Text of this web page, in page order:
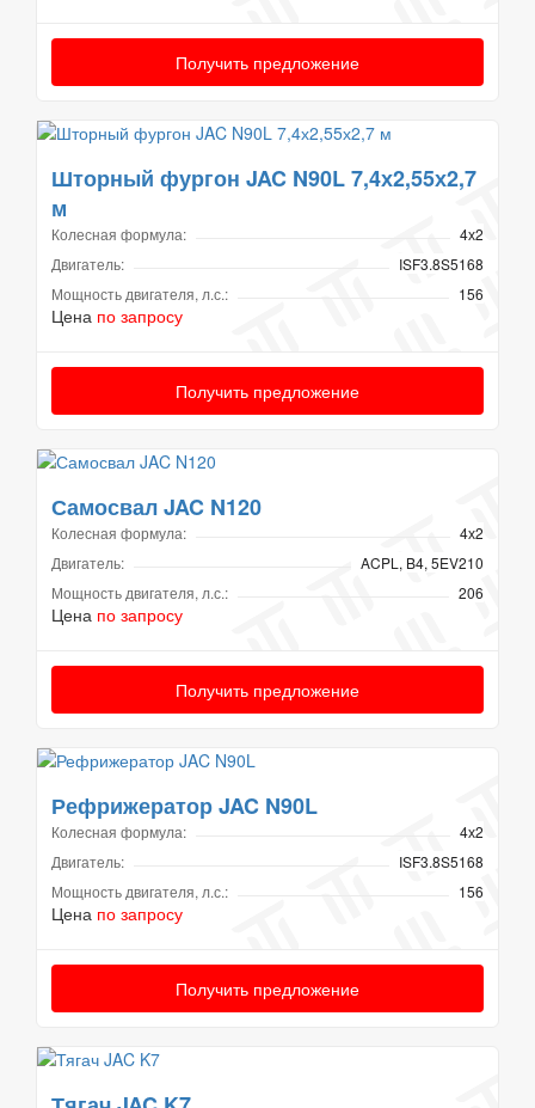
Получить предложение
Шторный фургон JAC N90L 7,4х2,55х2,7
м
Колесная формула:
4х2
Двигатель:
ISF3.8S5168
Мощность двигателя, л.с.:
156
Цена по запросу
Получить предложение
Самосвал JAC N120
Колесная формула:
4х2
Двигатель:
ACPL, B4, 5EV210
Мощность двигателя, л.с.:
206
Цена по запросу
Получить предложение
Рефрижератор JAC N90L
Колесная формула:
4х2
Двигатель:
ISF3.8S5168
Мощность двигателя, л.с.:
156
Цена по запросу
Получить предложение